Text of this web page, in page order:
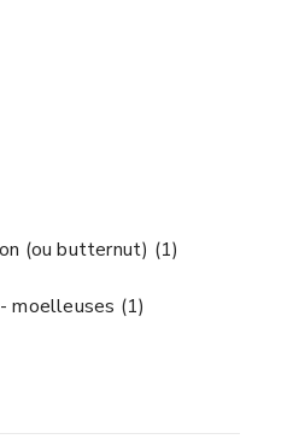
(ou butternut) (1)
moelleuses (1)